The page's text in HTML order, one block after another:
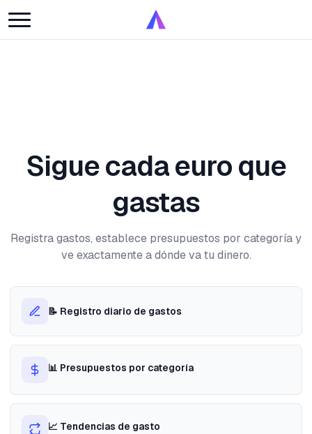
Sigue cada euro que
gastas
Registra gastos, establece presupuestos por categoría y
ve exactamente a dónde va tu dinero.
📝 Registro diario de gastos
📊 Presupuestos por categoría
📈 Tendencias de gasto